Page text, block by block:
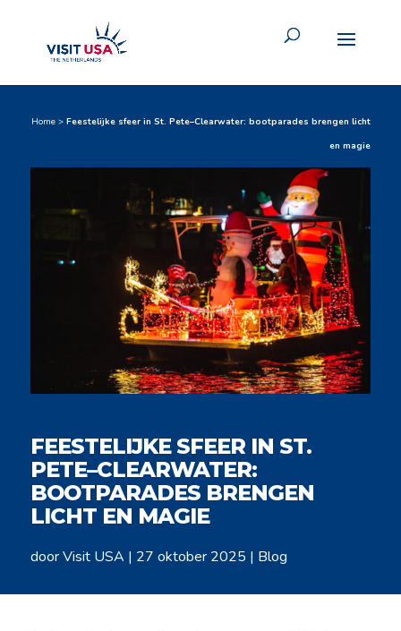
Home >Feestelijke sfeer in St. Pete–Clearwater: bootparades brengen licht
en magie
FEESTELIJKE SFEER IN ST.
PETE–CLEARWATER:
BOOTPARADES BRENGEN
LICHT EN MAGIE
doorVisit USA | 27 oktober 2025 | Blog